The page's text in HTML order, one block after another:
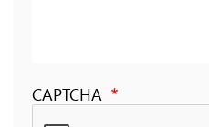
CAPTCHA